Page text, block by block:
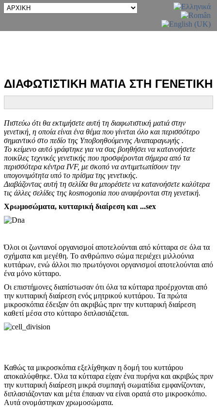
ΔΙΑΦΩΤΙΣΤΙΚΗ ΜΑΤΙΑ ΣΤΗ ΓΕΝΕΤΙΚΗ
Πιστεύω ότι θα εκτιμήσετε αυτή τη διαφωτιστική ματιά στην
γενετική, η οποία είναι ένα θέμα που γίνεται όλο και περισσότερο
σημαντικό στο πεδίο της Υποβοηθούμενης Αναπαραγωγής .
Το κείμενο αυτό γράφτηκε για να σας βοηθήσει να κατανοήσετε
ποικίλες τεχνικές γενετικής που προσφέρονται σήμερα από τα
περισσότερα κέντρα IVF, με σκοπό να αντιμετωπίσουν την
υπογονιμότητα υπό το πρίσμα της γενετικής.
Διαβάζοντας αυτή τη σελίδα θα μπορέσετε να κατανοήσετε καλύτερα
τις άλλες σελίδες της kosmogonia που αναφέρονται στη γενετική.
Χρωμοσώματα, κυτταρική διαίρεση και ...sex
Όλοι οι ζωντανοί οργανισμοί αποτελούνται από κύτταρα σε όλα τα
σχήματα και μεγέθη. Το ανθρώπινο σώμα περιέχει μιλλούνια
κυττάρων, ενώ άλλοι πιο πρωτόγονοι οργανισμοί αποτελούνται από
ένα μόνο κύτταρο.
Οι επιστήμονες διαπίστωσαν ότι όλα τα κύτταρα προέρχονται από
την κυτταρική διαίρεση ενός μητρικού κυττάρου. Τα πρώτα
μικροσκόπια έδειξαν ότι ακριβώς πριν την κυτταρική διαίρεση
καθετί μέσα στο κύτταρο διπλασιάζεται.
Καθώς τα μικροσκόπια εξελίχθηκαν η δομή του κυττάρου
αποκαλύφθηκε. Όλα τα κύτταρα είχαν ένα πυρήνα και ακριβώς πριν
την κυτταρική διαίρεση μικρά συμπαγή σωματίδια εμφανίζονταν,
διπλασιάζονταν και μέτα έπαυαν να είναι ορατά στο μικροσκόπιο.
Αυτά ονομάστηκαν χρωμοσώματα.